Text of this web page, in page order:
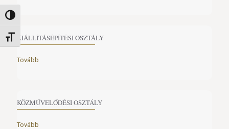
Nagy kontraszt váltása
Betűméret váltása
KIÁLLÍTÁSÉPÍTÉSI OSZTÁLY
Tovább
KÖZMŰVELŐDÉSI OSZTÁLY
Tovább